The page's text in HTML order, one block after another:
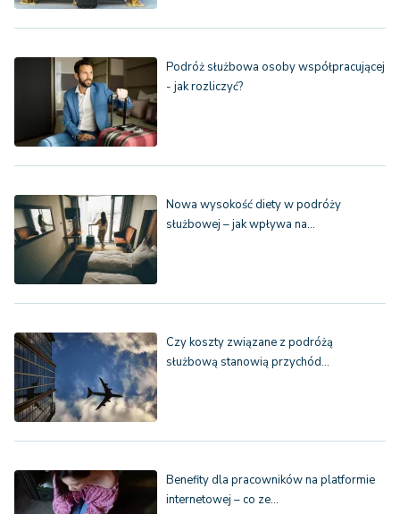
Podróż służbowa osoby współpracującej
- jak rozliczyć?
Nowa wysokość diety w podróży
służbowej – jak wpływa na…
Czy koszty związane z podróżą
służbową stanowią przychód…
Benefity dla pracowników na platformie
internetowej – co ze…